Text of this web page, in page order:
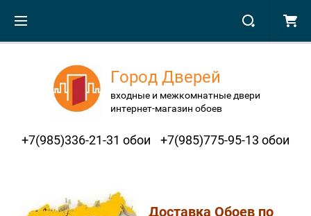
Город Дверей
входные и межкомнатные двери
интернет-магазин обоев
+7(985)336-21-31 обои +7(985)775-95-13 обои
Доставка Обоев по